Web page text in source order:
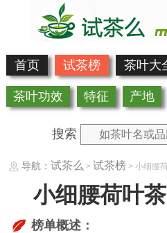
首页 试茶榜 茶叶大
茶叶功效 特征 产地
搜索
导航： 试茶么 > 试茶榜> 小细腰
小细腰荷叶
榜单概述：